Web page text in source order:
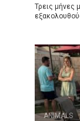
Τρεις μήνες
ANIMALS